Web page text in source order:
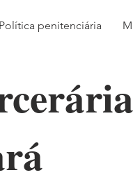
Política penitenciária